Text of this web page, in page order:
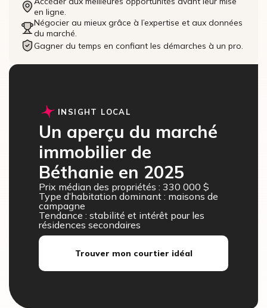
en ligne.
Négocier au mieux grâce à l’expertise et aux données
du marché.
Gagner du temps en confiant les démarches à un pro.
INSIGHT LOCAL
Un aperçu du marché
immobilier de
Béthanie en 2025
Prix médian des propriétés : 330 000 $
Type d’habitation dominant : maisons de
campagne
Tendance : stabilité et intérêt pour les
résidences secondaires
Trouver mon courtier idéal